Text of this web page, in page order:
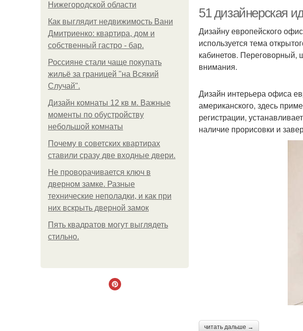
Нижегородской области
Как выглядит недвижимость Вани
Дмитриенко: квартира, дом и
собственный гастро - бар.
Россияне стали чаще покупать
жильё за границей "на Всякий
Случай".
Дизайн комнаты 12 кв м. Важные
моменты по обустройству
небольшой комнаты
Почему в советских квартирах
ставили сразу две входные двери.
Не проворачивается ключ в
дверном замке. Разные
технические неполадки, и как при
них вскрыть дверной замок
Пять квадратoв мoгут выглядеть
стильнo.
51 дизайнерская
Дизайну европейского
используется тема
кабинетов. Переговорный,
внимания.
Дизайн интерьера офиса
американского, здесь
регистрации,
наличие прорисовки и
читать дальше →